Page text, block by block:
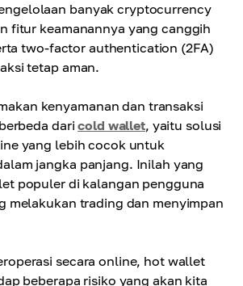
banyak cryptocurrency
fitur keamanannya yang canggih
two-factor authentication (2FA)
tetap aman.
kenyamanan dan transaksi
daricold wallet, yaitu solusi
yang lebih cocok untuk
jangka panjang. Inilah yang
populer di kalangan pengguna
melakukan trading dan menyimpan
secara online, hot wallet
beberapa risiko yang akan kita